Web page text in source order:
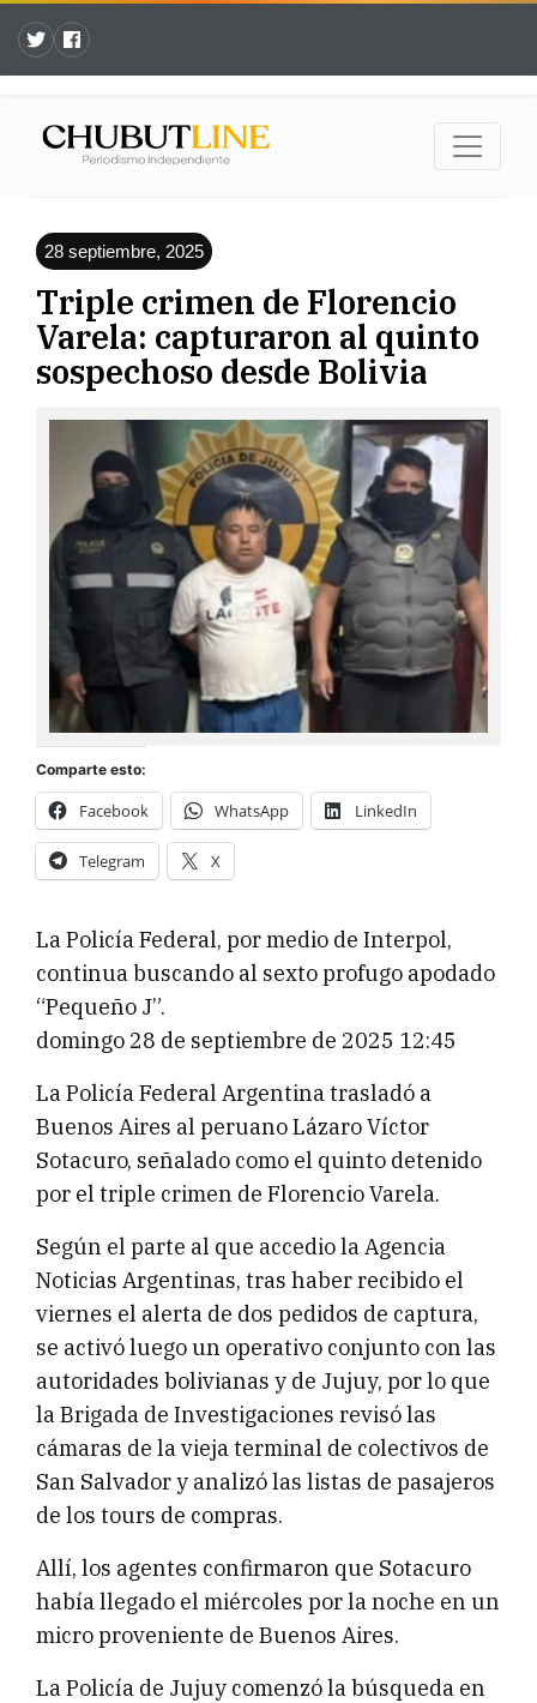
28 septiembre, 2025
Triple crimen de Florencio
Varela: capturaron al quinto
sospechoso desde Bolivia
Comparte esto:
Facebook WhatsApp LinkedIn
Telegram X
La Policía Federal, por medio de Interpol,
continua buscando al sexto profugo apodado
“Pequeño J”.
domingo 28 de septiembre de 2025 12:45
La Policía Federal Argentina trasladó a
Buenos Aires al peruano Lázaro Víctor
Sotacuro, señalado como el quinto detenido
por el triple crimen de Florencio Varela.
Según el parte al que accedio la Agencia
Noticias Argentinas, tras haber recibido el
viernes el alerta de dos pedidos de captura,
se activó luego un operativo conjunto con las
autoridades bolivianas y de Jujuy, por lo que
la Brigada de Investigaciones revisó las
cámaras de la vieja terminal de colectivos de
San Salvador y analizó las listas de pasajeros
de los tours de compras.
Allí, los agentes confirmaron que Sotacuro
había llegado el miércoles por la noche en un
micro proveniente de Buenos Aires.
La Policía de Jujuy comenzó la búsqueda en